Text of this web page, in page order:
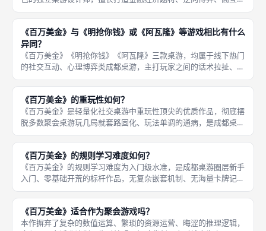
交易类桌游，作品风格硬核写实、机制创新、贴近真实商业逻辑，
摒弃大众化休闲玩法，主打心理博弈与资源运营的深度体验，在国
内硬核桌
《百万美金》与《明抢你钱》或《阿瓦隆》等游戏相比有什么
异同？
《百万美金》《明抢你钱》《阿瓦隆》三款桌游，均属于线下热门
的社交互动、心理博弈类成都桌游，主打玩家之间的话术拉扯、局
势判断与策略博弈，弱化纯运气玩法，注重玩家主观操作，适配聚
会破冰、好友切磋的游玩场景，这是三款作品最核心的共同点，也
是三者广
《百万美金》的重玩性如何？
《百万美金》是轻量化社交桌游中重玩性顶尖的优质作品，彻底摆
脱多数聚会桌游玩几局就套路固化、玩法单调的通病，是成都桌游
线下长期连刷、反复游玩的常驻佳作。本作没有固定的必胜套路、
没有一成不变的对局公式，每一局的玩家阵容、谈判风格、选角思
路、局势
《百万美金》的规则学习难度如何？
《百万美金》的规则学习难度为入门级水准，是成都桌游圈层新手
入门、零基础开荒的标杆作品，无复杂嵌套机制、无海量卡牌记
忆、无繁琐结算流程，整体规则逻辑清晰、闭环完整、通俗易懂。
零基础桌游新手仅需三至五分钟即可掌握基础游玩逻辑，熟练一轮
完整对局后
《百万美金》适合作为聚会游戏吗？
本作摒弃了复杂的数值运算、繁琐的资源运营、晦涩的推理逻辑，